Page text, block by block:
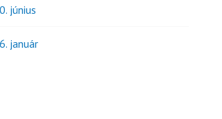
június
január